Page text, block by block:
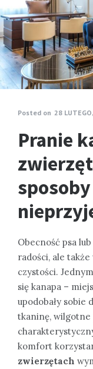
Posted on 28
Pranie
Obecność psa
radości, ale
czystości.
się kanapa –
upodobały sobie
tkaninę, wilgotne
komfort
zwierzętach